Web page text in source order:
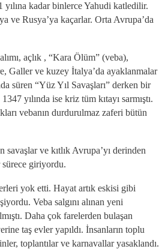
yılına kadar binlerce Yahudi katledilir.
ve Rusya’ya kaçarlar. Orta Avrupa’da
açlık , “Kara Ölüm” (veba),
Galler ve kuzey İtalya’da ayaklanmalar
süren “Yüz Yıl Savaşları” derken bir
yılında ise kriz tüm kıtayı sarmıştı.
vebanın durdurulmaz zaferi bütün
savaşlar ve kıtlık Avrupa’yı derinden
giriyordu.
yok etti. Hayat artık eskisi gibi
Veba salgını alınan yeni
Daha çok farelerden bulaşan
taş evler yapıldı. İnsanların toplu
toplantılar ve karnavallar yasaklandı.